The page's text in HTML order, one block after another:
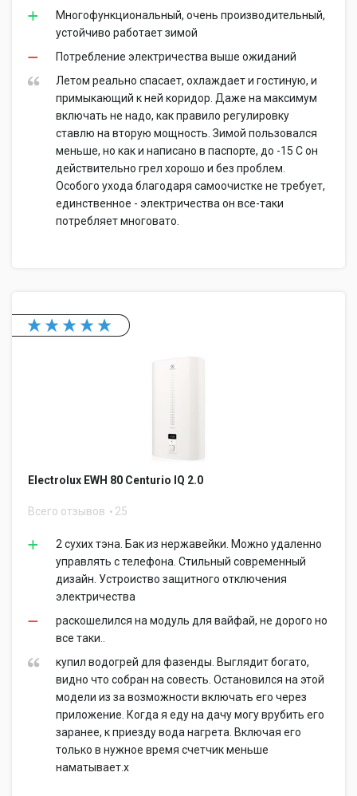
Многофункциональный, очень производительный,
устойчиво работает зимой
Потребление электричества выше ожиданий
Летом реально спасает, охлаждает и гостиную, и
примыкающий к ней коридор. Даже на максимум
включать не надо, как правило регулировку
ставлю на вторую мощность. Зимой пользовался
меньше, но как и написано в паспорте, до -15 С он
действительно грел хорошо и без проблем.
Особого ухода благодаря самоочистке не требует,
единственное - электричества он все-таки
потребляет многовато.
Electrolux EWH 80 Centurio IQ 2.0
Всего отзывов 25
2 сухих тэна. Бак из нержавейки. Можно удаленно
управлять с телефона. Стильный современный
дизайн. Устроиство защитного отключения
электричества
раскошелился на модуль для вайфай, не дорого но
все таки..
купил водогрей для фазенды. Выглядит богато,
видно что собран на совесть. Остановился на этой
модели из за возможности включать его через
приложение. Когда я еду на дачу могу врубить его
заранее, к приезду вода нагрета. Включая его
только в нужное время счетчик меньше
наматывает.х